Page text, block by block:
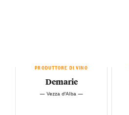
PRODUTTORE DI VINO
Demarie
— Vezza d’Alba —